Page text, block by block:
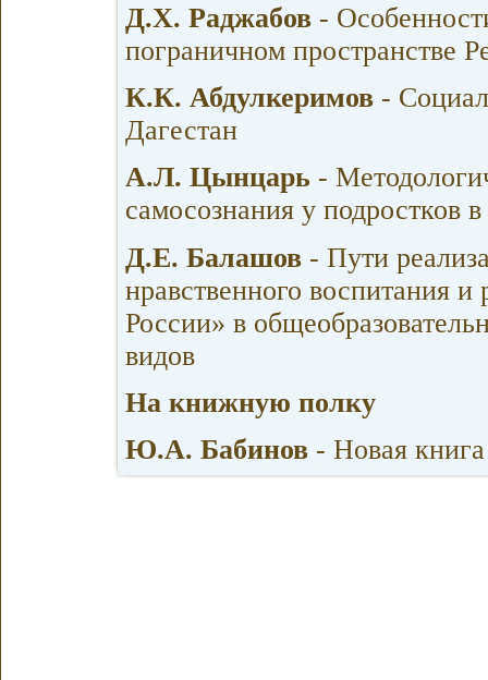
Д.Х. Раджабов -
пограничном пространстве
К.К. Абдулкеримов -
Дагестан
А.Л. Цынцарь -
самосознания у подростков
Д.Е. Балашов - Пути
нравственного воспитания
России» в
видов
На книжную полку
Ю.А. Бабинов - Новая